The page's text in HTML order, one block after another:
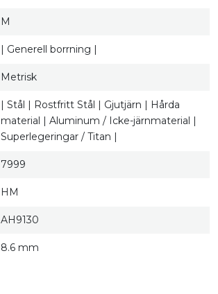
M
| Generell borrning |
Metrisk
| Stål | Rostfritt Stål | Gjutjärn | Hårda
material | Aluminum / Icke-järnmaterial |
Superlegeringar / Titan |
7999
HM
AH9130
8.6 mm